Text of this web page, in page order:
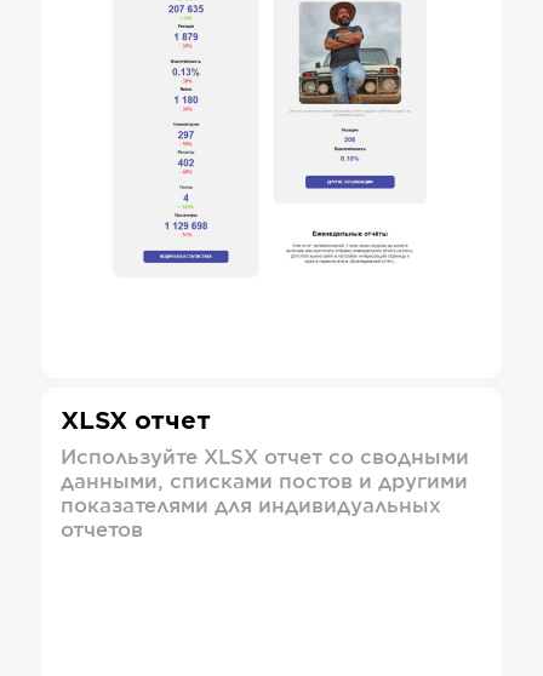
XLSX отчет
Используйте XLSX отчет со сводными
данными, списками постов и другими
показателями для индивидуальных
отчетов